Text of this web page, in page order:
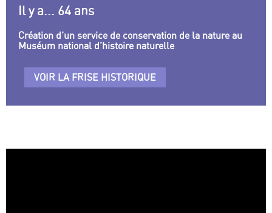
Il y a... 64 ans
Création d’un service de conservation de la nature au
Muséum national d’histoire naturelle
VOIR LA FRISE HISTORIQUE